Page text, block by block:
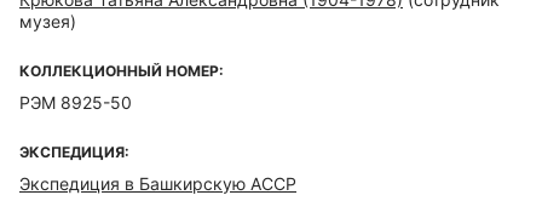
музея)
КОЛЛЕКЦИОННЫЙ НОМЕР:
РЭМ 8925-50
ЭКСПЕДИЦИЯ:
Экспедиция в Башкирскую АССР